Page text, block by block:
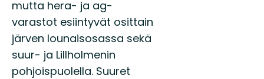
mutta hera- ja ag-
varastot esiintyvät osittain
järven lounaisosassa sekä
suur- ja Lillholmenin
pohjoispuolella. Suuret